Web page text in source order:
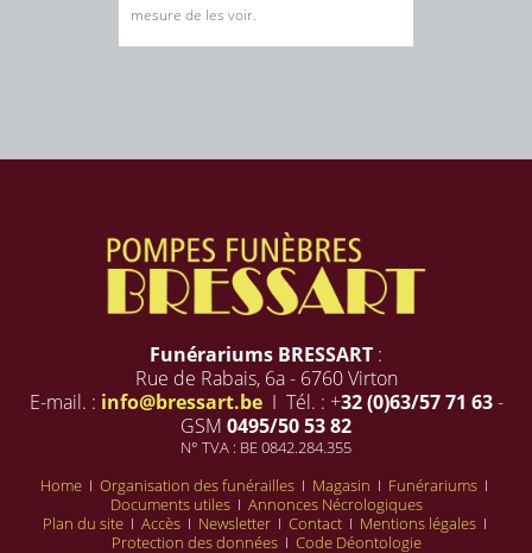
mesure de les voir.
Funérariums BRESSART :
Rue de Rabais, 6a - 6760 Virton
E-mail. : info@bressart.beI Tél. : +32 (0)63/57 71 63-
GSM 0495/50 53 82
N° TVA : BE 0842.284.355
Home I Organisation des funérailles I Magasin I Funérariums I
Documents utiles I Annonces Nécrologiques
Plan du site I Accès I Newsletter I Contact I Mentions légales I
Protection des données I Code Déontologie